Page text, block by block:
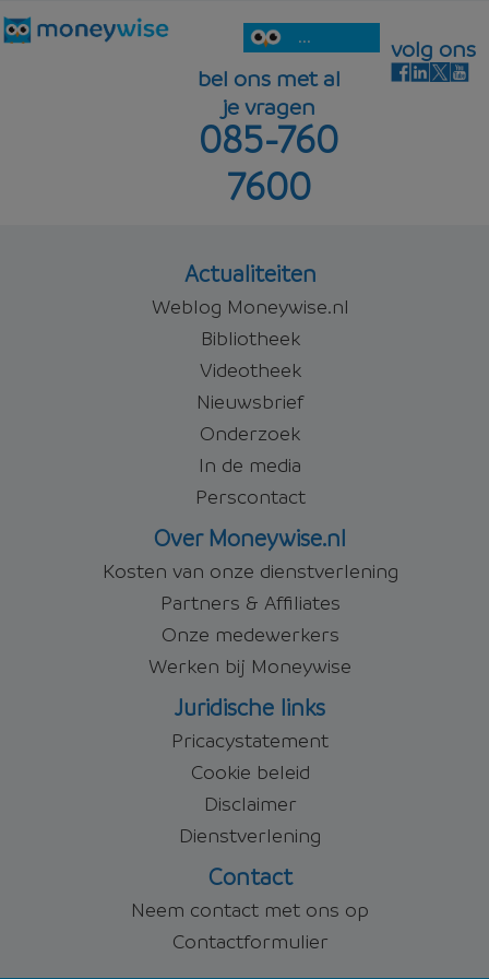
...
bel ons met al
je vragen
085-760
7600
volg ons
Actualiteiten
Weblog Moneywise.nl
Bibliotheek
Videotheek
Nieuwsbrief
Onderzoek
In de media
Perscontact
Over Moneywise.nl
Kosten van onze dienstverlening
Partners & Affiliates
Onze medewerkers
Werken bij Moneywise
Juridische links
Pricacystatement
Cookie beleid
Disclaimer
Dienstverlening
Contact
Neem contact met ons op
Contactformulier